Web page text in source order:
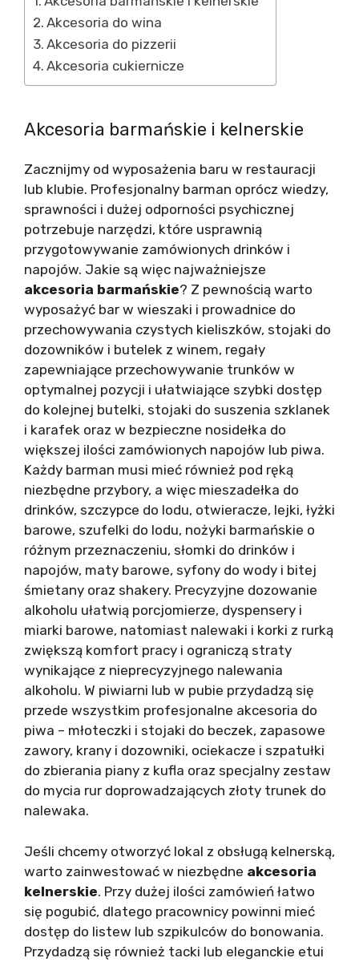
Akcesoria do wina
Akcesoria do pizzerii
Akcesoria cukiernicze
Akcesoria barmańskie i kelnerskie
Zacznijmy od wyposażenia baru w restauracji
lub klubie. Profesjonalny barman oprócz wiedzy,
sprawności i dużej odporności psychicznej
potrzebuje narzędzi, które usprawnią
przygotowywanie zamówionych drinków i
napojów. Jakie są więc najważniejsze
akcesoria barmańskie? Z pewnością warto
wyposażyć bar w wieszaki i prowadnice do
przechowywania czystych kieliszków, stojaki do
dozowników i butelek z winem, regały
zapewniające przechowywanie trunków w
optymalnej pozycji i ułatwiające szybki dostęp
do kolejnej butelki, stojaki do suszenia szklanek
i karafek oraz w bezpieczne nosidełka do
większej ilości zamówionych napojów lub piwa.
Każdy barman musi mieć również pod ręką
niezbędne przybory, a więc mieszadełka do
drinków, szczypce do lodu, otwieracze, lejki, łyżki
barowe, szufelki do lodu, nożyki barmańskie o
różnym przeznaczeniu, słomki do drinków i
napojów, maty barowe, syfony do wody i bitej
śmietany oraz shakery. Precyzyjne dozowanie
alkoholu ułatwią porcjomierze, dyspensery i
miarki barowe, natomiast nalewaki i korki z rurką
zwiększą komfort pracy i ograniczą straty
wynikające z nieprecyzyjnego nalewania
alkoholu. W piwiarni lub w pubie przydadzą się
przede wszystkim profesjonalne akcesoria do
piwa – młoteczki i stojaki do beczek, zapasowe
zawory, krany i dozowniki, ociekacze i szpatułki
do zbierania piany z kufla oraz specjalny zestaw
do mycia rur doprowadzających złoty trunek do
nalewaka.
Jeśli chcemy otworzyć lokal z obsługą kelnerską,
warto zainwestować w niezbędne akcesoria
kelnerskie. Przy dużej ilości zamówień łatwo
się pogubić, dlatego pracownicy powinni mieć
dostęp do listew lub szpikulców do bonowania.
Przydadzą się również tacki lub eleganckie etui